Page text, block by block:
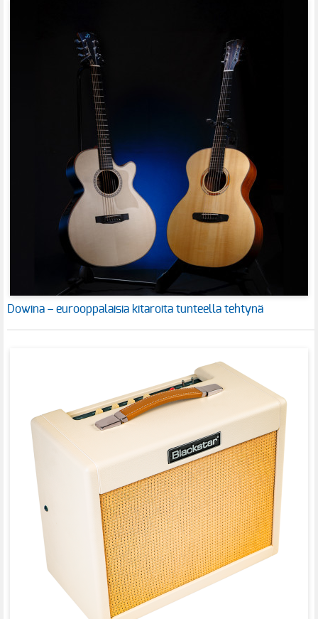
Dowina – eurooppalaisia kitaroita tunteella tehtynä